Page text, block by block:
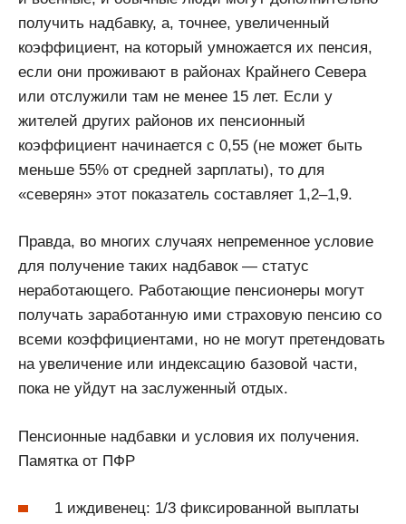
получить надбавку, а, точнее, увеличенный
коэффициент, на который умножается их пенсия,
если они проживают в районах Крайнего Севера
или отслужили там не менее 15 лет. Если у
жителей других районов их пенсионный
коэффициент начинается с 0,55 (не может быть
меньше 55% от средней зарплаты), то для
«северян» этот показатель составляет 1,2–1,9.
Правда, во многих случаях непременное условие
для получение таких надбавок — статус
неработающего. Работающие пенсионеры могут
получать заработанную ими страховую пенсию со
всеми коэффициентами, но не могут претендовать
на увеличение или индексацию базовой части,
пока не уйдут на заслуженный отдых.
Пенсионные надбавки и условия их получения.
Памятка от ПФР
1 иждивенец: 1/3 фиксированной выплаты